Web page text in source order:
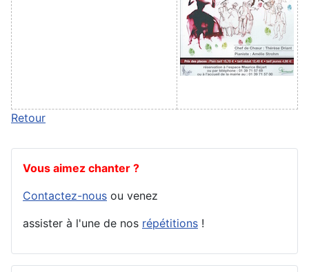
Retour
Vous aimez chanter ?
Contactez-nous ou venez
assister à l'une de nos répétitions !